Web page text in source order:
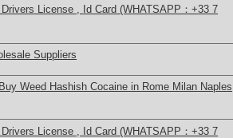
License , Id Card (WHATSAPP：+33 7
Suppliers
Weed Hashish Cocaine in Rome Milan Naples
License , Id Card (WHATSAPP：+33 7